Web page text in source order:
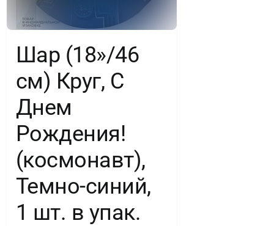
Шар (18»/46
см) Круг, С
Днем
Рождения!
(космонавт),
Темно-синий,
1 шт. в упак.